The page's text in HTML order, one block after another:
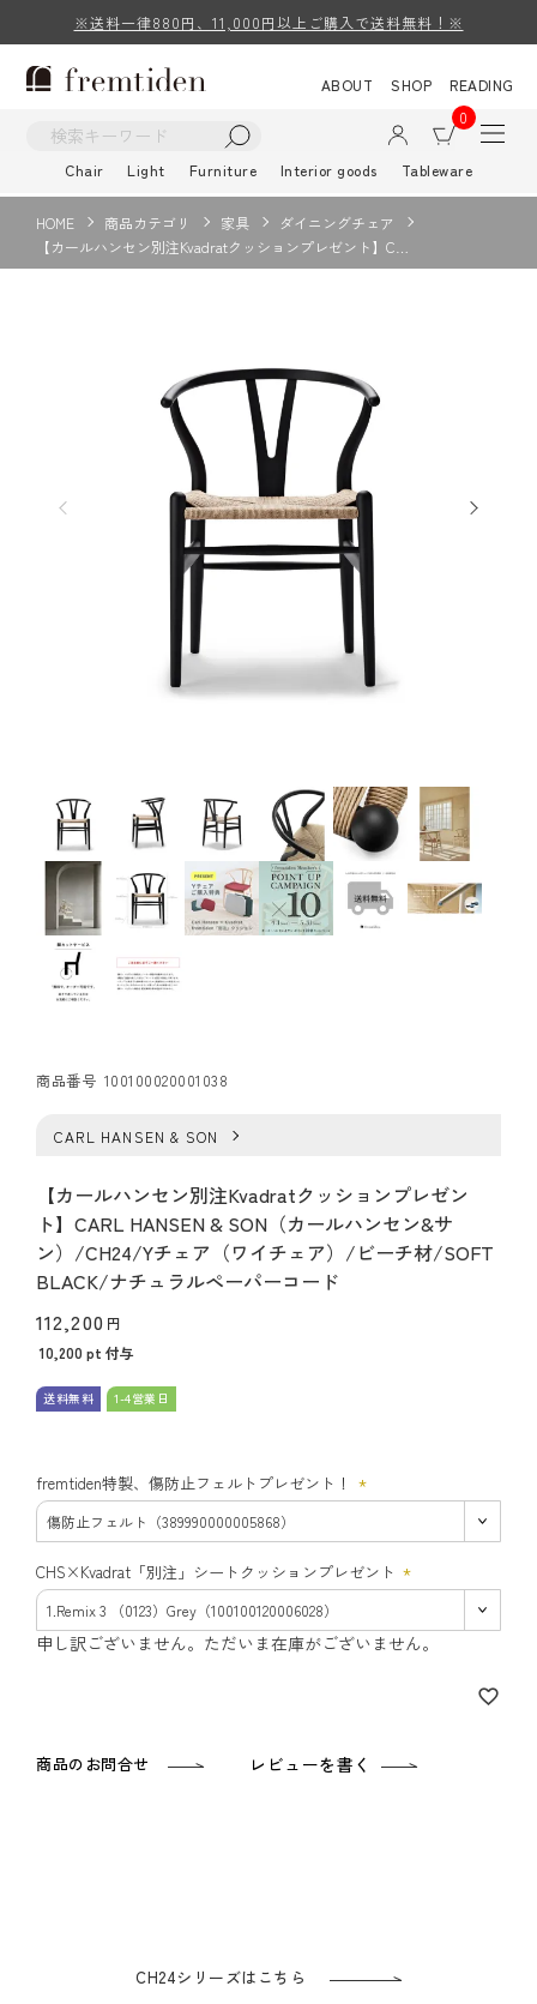
※送料一律880円、11,000円以上ご購入で送料無料！※
ABOUT SHOP
READING
0
Chair Light Furniture Interior goods Tableware
HOME 商品カテゴリ 家具
ダイニングチェア
【カールハンセン別注Kvadratクッションプレゼント】C…
商品番号 100100020001038
CARL HANSEN & SON
【カールハンセン別注Kvadratクッションプレゼン
ト】CARL HANSEN & SON（カールハンセン&サ
ン）/CH24/Yチェア（ワイチェア）/ビーチ材/SOFT
BLACK/ナチュラルペーパーコード
112,200
10,200 pt 付与
送料無料 1-4営業日
fremtiden特製、傷防止フェルトプレゼント！
CHS×Kvadrat「別注」シートクッションプレゼント
申し訳ございません。ただいま在庫がございません。
商品のお問合せ レビューを書く
CH24シリーズはこちら